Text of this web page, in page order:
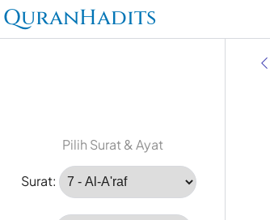
QuranHadits
Pilih Surat & Ayat
Surat: